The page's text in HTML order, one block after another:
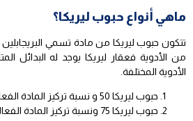
ماهي أنواع حبوب ليريكا؟
من الأدوية فعقار ليريكا يوجد له البدائل
الأدوية المختلفة.
حبوب ليريكا 50 و نسبة تركيز المادة الفعالة 50 مللي جرام.
حبوب ليريكا 75 ونسبة تركيز المادة الفعالة 75 مللي جرام.